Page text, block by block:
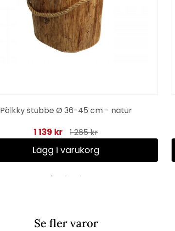
Pölkky stubbe Ø 36-45 cm - natur
1 139 kr 1 265 kr
Lägg i varukorg
Se fler varor